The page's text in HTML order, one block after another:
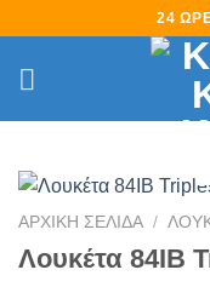
content
24
ΑΡΧΙΚΉ ΣΕΛΊΔΑ /
Λουκέτα 84IB